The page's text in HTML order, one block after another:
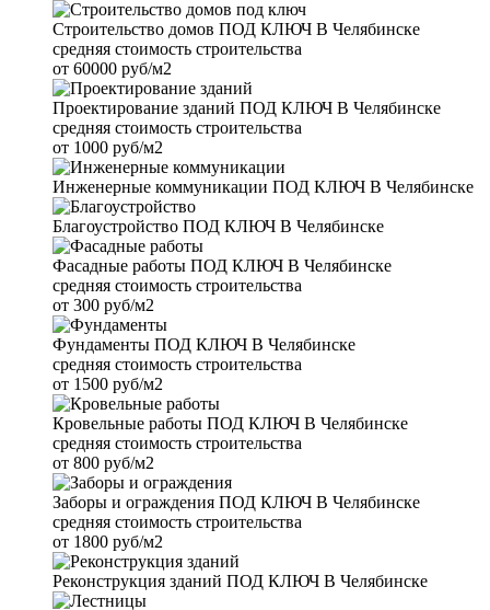
Строительство домов ПОД КЛЮЧ В Челябинске
средняя стоимость строительства
от 60000 руб/м2
Проектирование зданий ПОД КЛЮЧ В Челябинске
средняя стоимость строительства
от 1000 руб/м2
Инженерные коммуникации ПОД КЛЮЧ В Челябинске
Благоустройство ПОД КЛЮЧ В Челябинске
Фасадные работы ПОД КЛЮЧ В Челябинске
средняя стоимость строительства
от 300 руб/м2
Фундаменты ПОД КЛЮЧ В Челябинске
средняя стоимость строительства
от 1500 руб/м2
Кровельные работы ПОД КЛЮЧ В Челябинске
средняя стоимость строительства
от 800 руб/м2
Заборы и ограждения ПОД КЛЮЧ В Челябинске
средняя стоимость строительства
от 1800 руб/м2
Реконструкция зданий ПОД КЛЮЧ В Челябинске